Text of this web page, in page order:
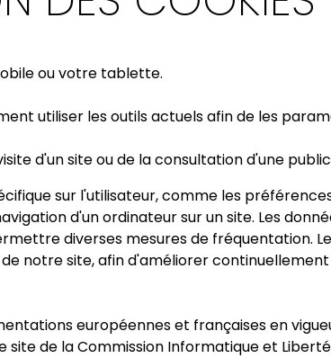
ou votre tablette.
utiliser les outils actuels afin de les
d'un site ou de la consultation d'une
sur l'utilisateur, comme les
d'un ordinateur sur un site. Les
diverses mesures de fréquentation.
notre site, afin d'améliorer
européennes et françaises en
de la Commission Informatique et Liberté